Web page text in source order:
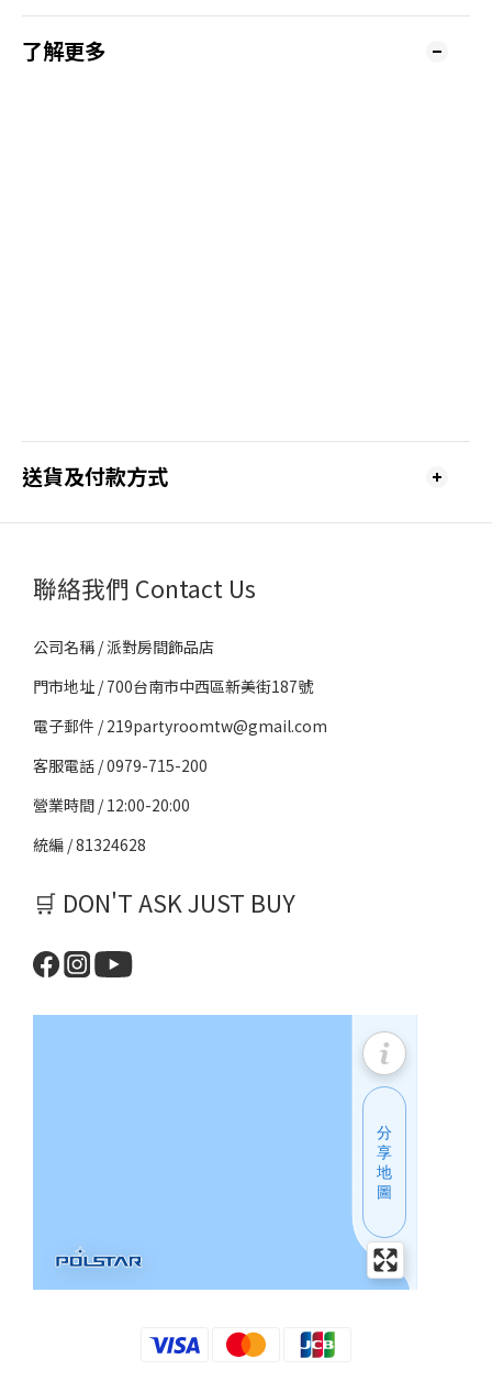
了解更多
送貨及付款方式
聯絡我們 Contact Us
公司名稱 / 派對房間飾品店
門市地址 / 700台南市中西區新美街187號
電子郵件 / 219partyroomtw@gmail.com
客服電話 / 0979-715-200
營業時間 / 12:00-20:00
統編 / 81324628
🛒 DON'T ASK JUST BUY